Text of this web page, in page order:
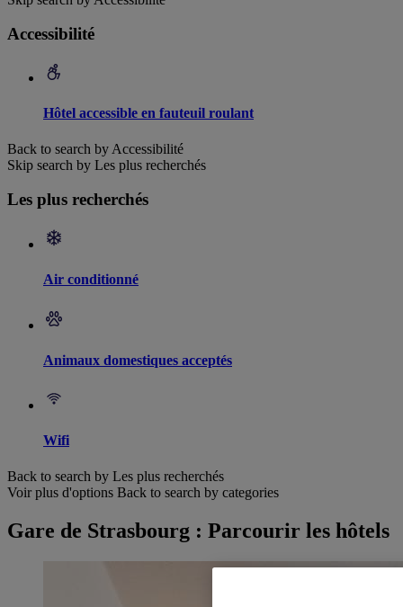
Accessibilité
Hôtel accessible en fauteuil roulant
Back to search by Accessibilité
Skip search by Les plus recherchés
Les plus recherchés
Air conditionné
Animaux domestiques acceptés
Wifi
Back to search by Les plus recherchés
Voir plus d'options Back to search by categories
Gare de Strasbourg : Parcourir les hôtels